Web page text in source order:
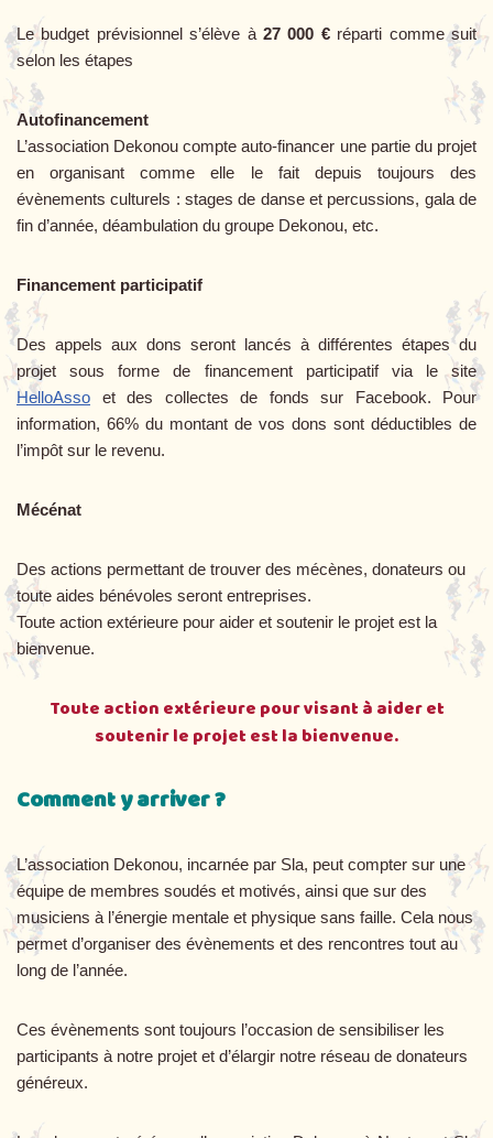
Le budget prévisionnel s’élève à 27 000 €réparti comme suit
selon les étapes
Autofinancement
L’association Dekonou compte auto-financer une partie du projet
en organisant comme elle le fait depuis toujours des
évènements culturels : stages de danse et percussions, gala de
fin d’année, déambulation du groupe Dekonou, etc.
Financement participatif
Des appels aux dons seront lancés à différentes étapes du
projet sous forme de financement participatif via le site
HelloAsso et des collectes de fonds sur Facebook. Pour
information, 66% du montant de vos dons sont déductibles de
l’impôt sur le revenu.
Mécénat
Des actions permettant de trouver des mécènes, donateurs ou
toute aides bénévoles seront entreprises.
Toute action extérieure pour aider et soutenir le projet est la
bienvenue.
Toute action extérieure pour visant à aider et
soutenir le projet est la bienvenue.
Comment y arriver ?
L’association Dekonou, incarnée par Sla, peut compter sur une
équipe de membres soudés et motivés, ainsi que sur des
musiciens à l’énergie mentale et physique sans faille. Cela nous
permet d’organiser des évènements et des rencontres tout au
long de l’année.
Ces évènements sont toujours l’occasion de sensibiliser les
participants à notre projet et d’élargir notre réseau de donateurs
généreux.